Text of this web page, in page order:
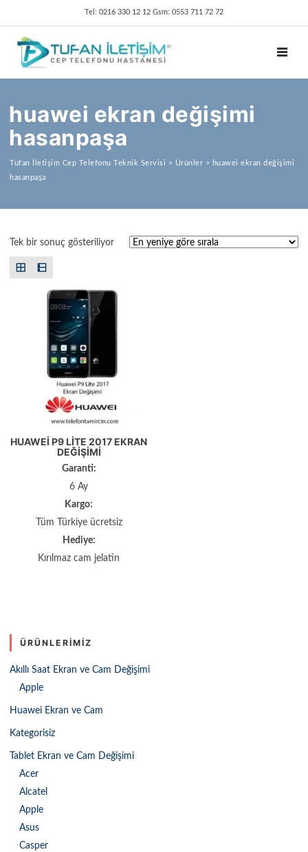
Tel: 0216 330 12 12 Gsm: 0553 711 72 72
huawei ekran değişimi
hasanpaşa
Tufan İletişim Cep Telefonu Teknik Servisi > Ürünler > huawei ekran değişimi
hasanpaşa
Tek bir sonuç gösteriliyor
HUAWEI P9 LITE 2017 EKRAN
DEĞIŞIMI
Garanti:
6 Ay
Kargo:
Tüm Türkiye ücretsiz
Hediye:
Kırılmaz cam jelatin
ÜRÜNLERIMIZ
Akıllı Saat Ekran ve Cam Değişimi
Apple
Huawei Ekran ve Cam
Kategorisiz
Tablet Ekran ve Cam Değişimi
Acer
Alcatel
Apple
Asus
Casper